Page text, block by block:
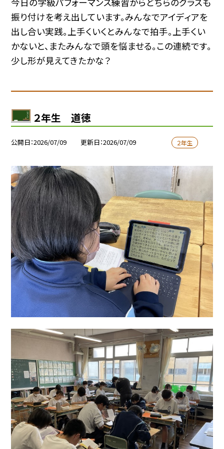
振り付けを考え出しています。みんなでアイディアを
出し合い実践。上手くいくとみんなで拍手。上手くい
かないと、またみんなで頭を悩ませる。この連続です。
少し形が見えてきたかな？
２年生 道徳
公開日 2026/07/09 更新日 2026/07/09 ２年生